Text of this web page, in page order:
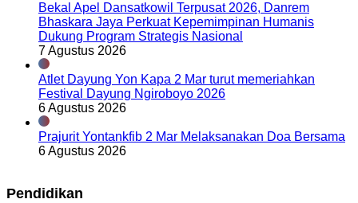
Bekal Apel Dansatkowil Terpusat 2026, Danrem
Bhaskara Jaya Perkuat Kepemimpinan Humanis
Dukung Program Strategis Nasional
7 Agustus 2026
Atlet Dayung Yon Kapa 2 Mar turut memeriahkan
Festival Dayung Ngiroboyo 2026
6 Agustus 2026
Prajurit Yontankfib 2 Mar Melaksanakan Doa Bersama
6 Agustus 2026
Pendidikan